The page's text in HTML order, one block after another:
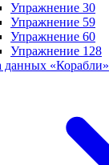
Упражнение 30
Упражнение 59
Упражнение 60
Упражнение 128
данных «Корабли»